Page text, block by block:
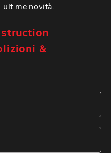
novità.
&